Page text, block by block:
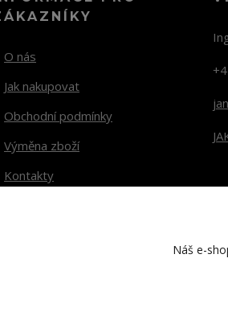
O nás
Jak nakupovat
Obchodní podmínky
Výměna zboží
Kontakty
Náš e-